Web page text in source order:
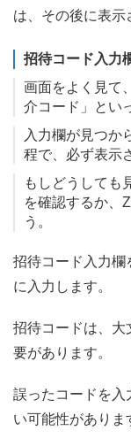
は、その後に表示
招待コード入力
画面をよく見て
介コード」とい
入力欄が見つか
程で、必ず表示
もしどうしても
を確認するか、
う。
招待コード入力欄
に入力します。
招待コードは、大
要があります。
誤ったコードを入
い可能性がありま